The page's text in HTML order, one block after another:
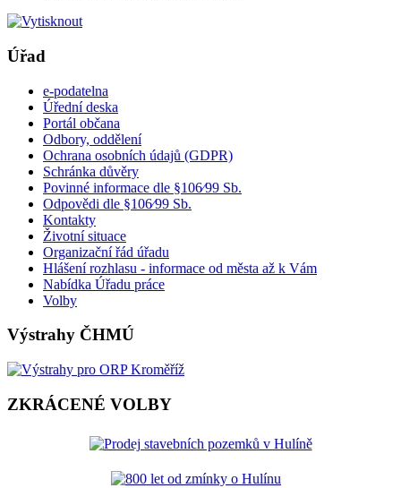
Úřad
e-podatelna
Úřední deska
Portál občana
Odbory, oddělení
Ochrana osobních údajů (GDPR)
Schránka důvěry
Povinné informace dle §106⁄99 Sb.
Odpovědi dle §106⁄99 Sb.
Kontakty
Životní situace
Organizační řád úřadu
Hlášení rozhlasu - informace od města až k Vám
Nabídka Úřadu práce
Volby
Výstrahy ČHMÚ
ZKRÁCENÉ VOLBY